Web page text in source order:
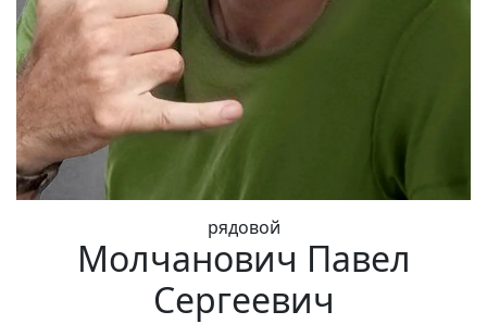
рядовой
Молчанович Павел
Сергеевич